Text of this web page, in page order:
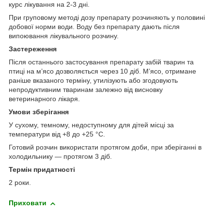
курс лікування на 2-3 дні.
При груповому методі дозу препарату розчиняють у половині
добової норми води. Воду без препарату дають після
випоювання лікувального розчину.
Застереження
Після останнього застосування препарату забій тварин та
птиці на м’ясо дозволяється через 10 діб. М’ясо, отримане
раніше вказаного терміну, утилізують або згодовують
непродуктивним тваринам залежно від висновку
ветеринарного лікаря.
Умови зберігання
У сухому, темному, недоступному для дітей місці за
температури від +8 до +25 °С.
Готовий розчин використати протягом доби, при зберіганні в
холодильнику — протягом 3 діб.
Термін придатності
2 роки.
Приховати